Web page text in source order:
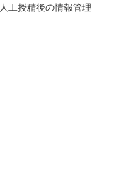
工授精後の情報管理